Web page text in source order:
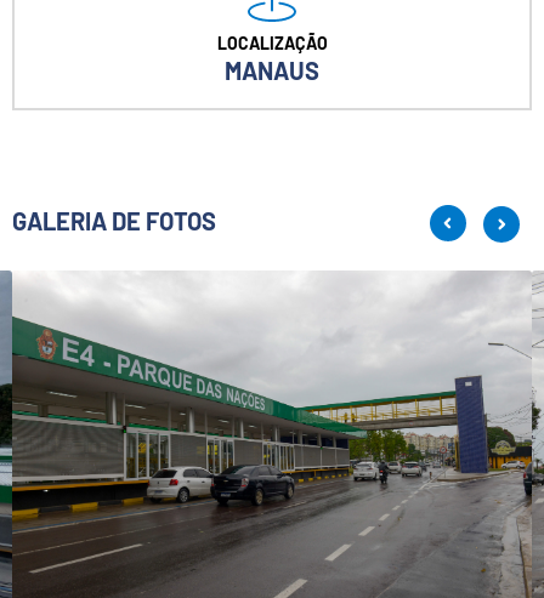
LOCALIZAÇÃO
MANAUS
GALERIA DE FOTOS